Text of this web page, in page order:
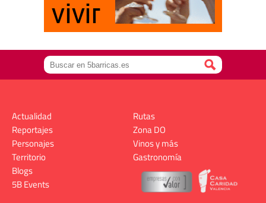
Actualidad
Reportajes
Personajes
Territorio
Rutas
Zona DO
Vinos y más
Gastronomía
Blogs
5B Events